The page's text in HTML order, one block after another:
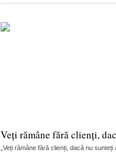
Veți rămâne fără clienți,
„Veți rămâne fără clienți, dacă nu